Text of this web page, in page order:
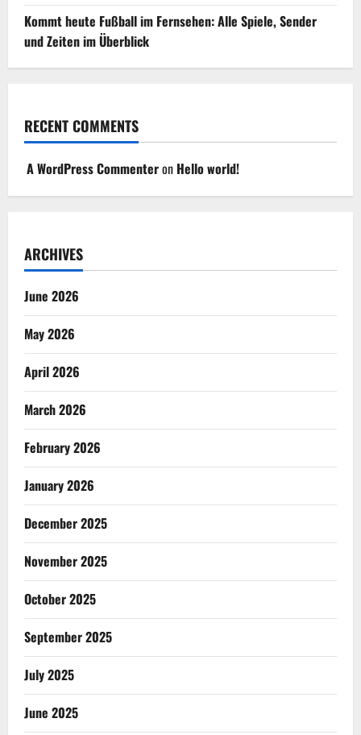
Kommt heute Fußball im Fernsehen: Alle Spiele, Sender
und Zeiten im Überblick
RECENT COMMENTS
A WordPress Commenteron Hello world!
ARCHIVES
June 2026
May 2026
April 2026
March 2026
February 2026
January 2026
December 2025
November 2025
October 2025
September 2025
July 2025
June 2025